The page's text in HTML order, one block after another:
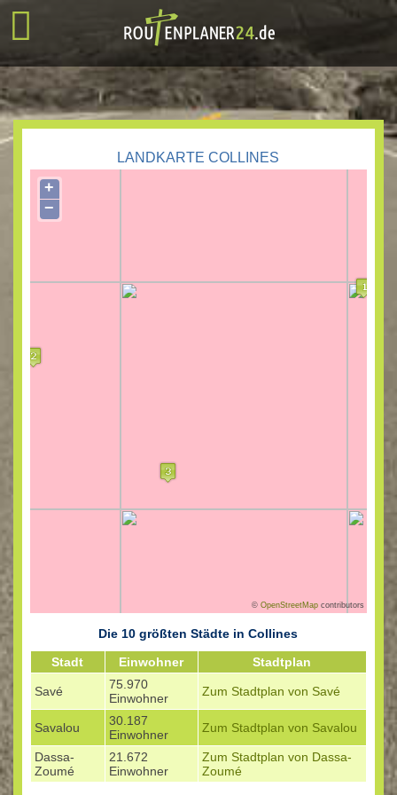
LANDKARTE COLLINES
+
−
©OpenStreetMap contributors
Die 10 größten Städte in Collines
Stadt
Einwohner Stadtplan
Savé
75.970
Einwohner
Zum Stadtplan von Savé
Savalou
30.187
Einwohner
Zum Stadtplan von Savalou
Dassa-
Zoumé
21.672
Einwohner
Zum Stadtplan von Dassa-
Zoumé